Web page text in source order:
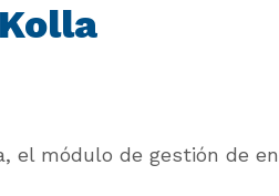
el módulo de gestión de